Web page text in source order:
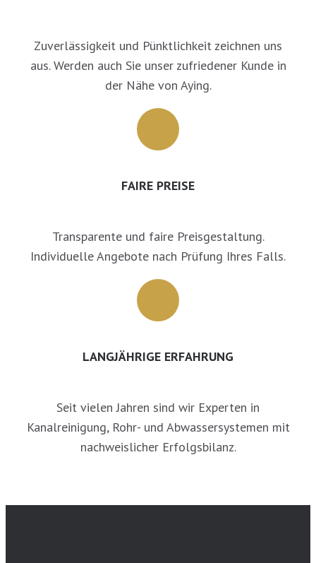
Zuverlässigkeit und Pünktlichkeit zeichnen uns
aus. Werden auch Sie unser zufriedener Kunde in
der Nähe von Aying.
FAIRE PREISE
Transparente und faire Preisgestaltung.
Individuelle Angebote nach Prüfung Ihres Falls.
LANGJÄHRIGE ERFAHRUNG
Seit vielen Jahren sind wir Experten in
Kanalreinigung, Rohr- und Abwassersystemen mit
nachweislicher Erfolgsbilanz.